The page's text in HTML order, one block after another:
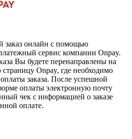
заказ онлайн с помощью
сервис компании Onpay.
Вы будете перенаправлены на
Onpay, где необходимо
заказа. После успешной
оплаты электронную почту
чек с информацией о заказе
оплате.